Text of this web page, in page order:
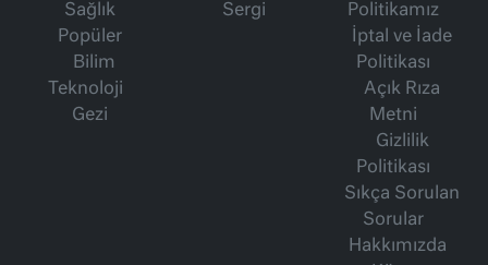
Sağlık
Popüler
Bilim
Teknoloji
Gezi
Sergi
Politikamız
İptal ve İade
Politikası
Açık Rıza
Metni
Gizlilik
Politikası
Sıkça Sorulan
Sorular
Hakkımızda